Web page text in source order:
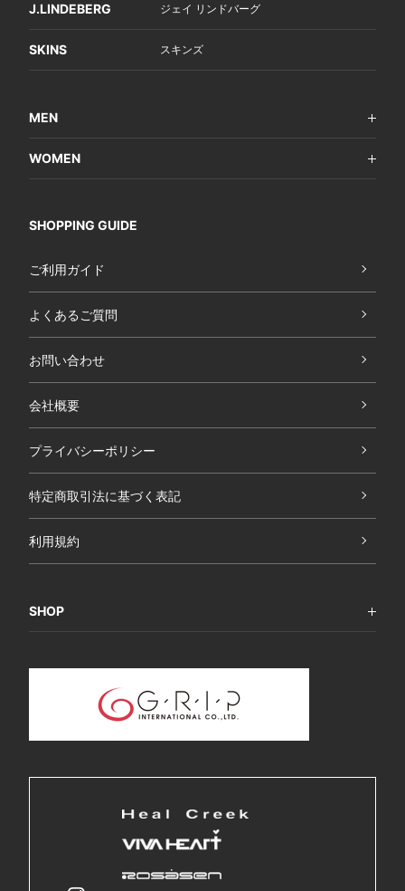
J.LINDEBERG ジェイ リンドバーグ
SKINS スキンズ
MEN
WOMEN
SHOPPING GUIDE
ご利用ガイド
よくあるご質問
お問い合わせ
会社概要
プライバシーポリシー
特定商取引法に基づく表記
利用規約
SHOP